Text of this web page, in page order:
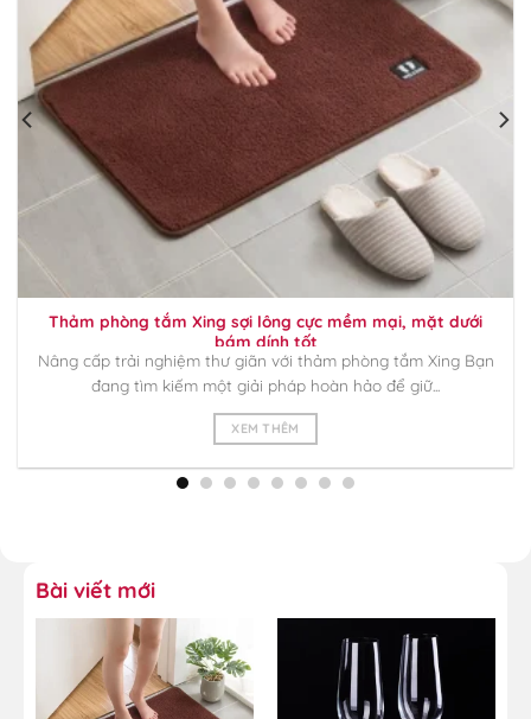
Thảm phòng tắm Xing sợi lông cực mềm mại, mặt dưới
bám dính tốt
Nâng cấp trải nghiệm thư giãn với thảm phòng tắm Xing Bạn
đang tìm kiếm một giải pháp hoàn hảo để giữ...
XEM THÊM
Bài viết mới